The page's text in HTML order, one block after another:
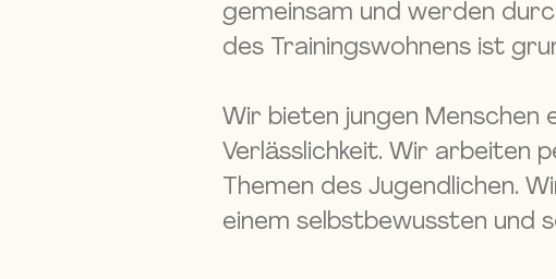
gemeinsam und werden
des Trainingswohnens ist
Wir bieten jungen
Verlässlichkeit. Wir arbeiten
Themen des Jugendlichen.
einem selbstbewussten und